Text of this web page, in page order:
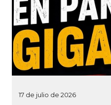
17 de julio de 2026